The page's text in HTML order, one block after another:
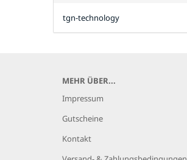
tgn-technology
MEHR ÜBER...
Impressum
Gutscheine
Kontakt